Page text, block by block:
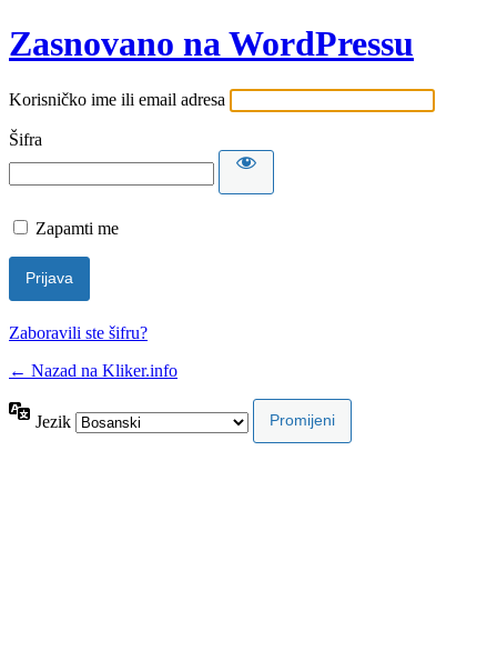
Zasnovano na WordPressu
Korisničko ime ili email adresa
Šifra
Zapamti me
Zaboravili ste šifru?
← Nazad na Kliker.info
Jezik